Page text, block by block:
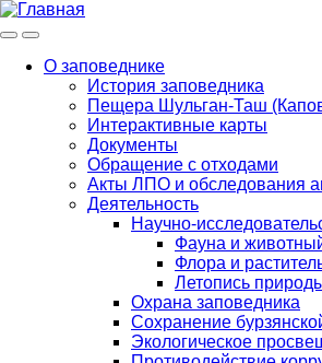
МенюИнфо
navigation
О заповеднике
История заповедника
Пещера Шульган-Таш
Интерактивные карты
Документы
Обращение с отходами
Акты ЛПО и обследования
Деятельность
Научно-
Фауна и
Флора и
Летопись
Охрана заповедника
Сохранение
Экологическое